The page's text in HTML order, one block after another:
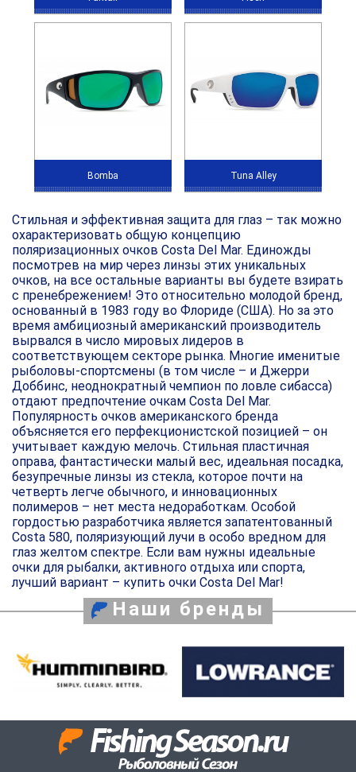
Bomba Tuna Alley
Стильная и эффективная защита для глаз – так можно
охарактеризовать общую концепцию
поляризационных очков Costa Del Mar. Единожды
посмотрев на мир через линзы этих уникальных
очков, на все остальные варианты вы будете взирать
с пренебрежением! Это относительно молодой бренд,
основанный в 1983 году во Флориде (США). Но за это
время амбициозный американский производитель
вырвался в число мировых лидеров в
соответствующем секторе рынка. Многие именитые
рыболовы-спортсмены (в том числе – и Джерри
Доббинс, неоднократный чемпион по ловле сибасса)
отдают предпочтение очкам Costa Del Mar.
Популярность очков американского бренда
объясняется его перфекционистской позицией – он
учитывает каждую мелочь. Стильная пластичная
оправа, фантастически малый вес, идеальная посадка,
безупречные линзы из стекла, которое почти на
четверть легче обычного, и инновационных
полимеров – нет места недоработкам. Особой
гордостью разработчика является запатентованный
Costa 580, поляризующий лучи в особо вредном для
глаз желтом спектре. Если вам нужны идеальные
очки для рыбалки, активного отдыха или спорта,
лучший вариант – купить очки Costa Del Mar!
Наши бренды